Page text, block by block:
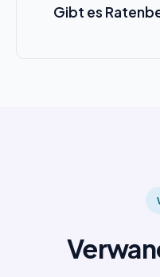
Gibt es